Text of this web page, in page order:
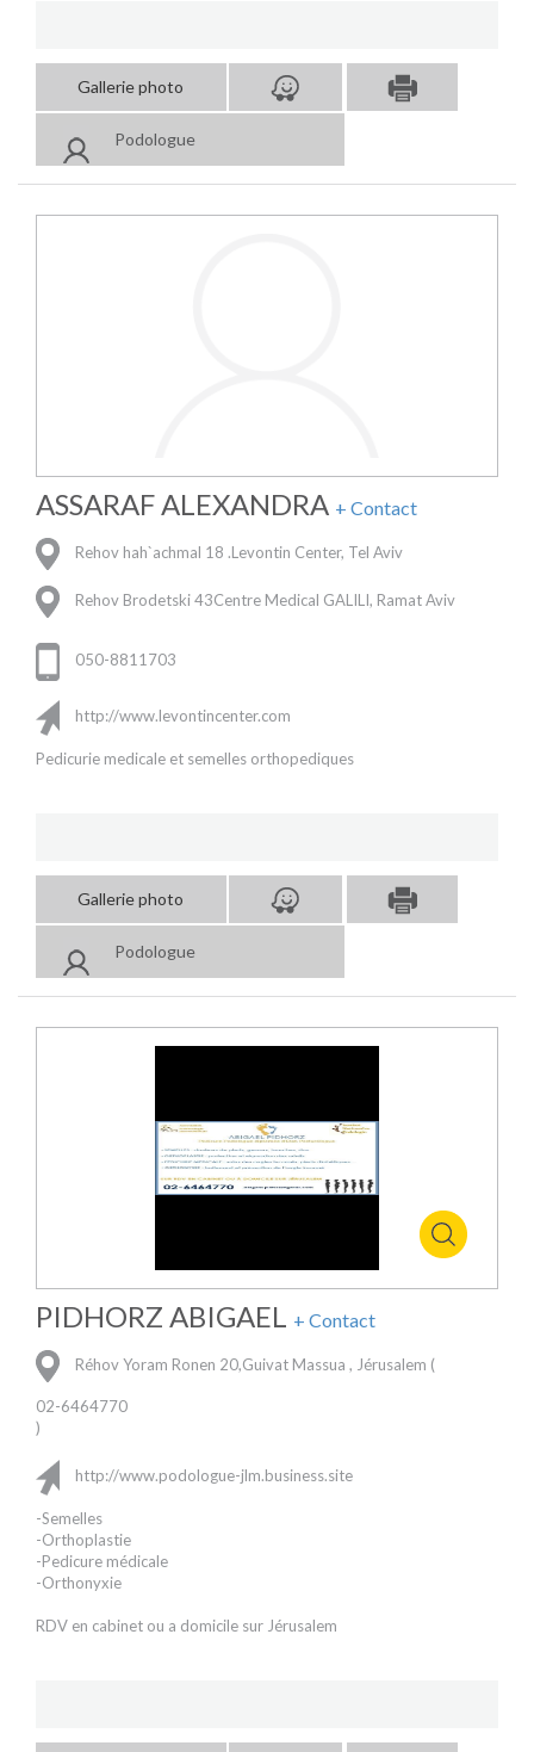
Gallerie photo
Podologue
ASSARAF ALEXANDRA + Contact
Rehov hah`achmal 18 .Levontin Center, Tel Aviv
Rehov Brodetski 43Centre Medical GALILI, Ramat Aviv
050-8811703
http://www.levontincenter.com
Pedicurie medicale et semelles orthopediques
Gallerie photo
Podologue
PIDHORZ ABIGAEL + Contact
Réhov Yoram Ronen 20,Guivat Massua , Jérusalem (
02-6464770
)
http://www.podologue-jlm.business.site
-Semelles
-Orthoplastie
-Pedicure médicale
-Orthonyxie
RDV en cabinet ou a domicile sur Jérusalem